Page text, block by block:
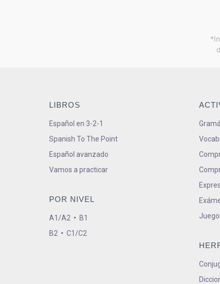
LIBROS
Español en 3-2-1
Spanish To The Point
Español avanzado
Vamos a practicar
POR NIVEL
A1/A2 • B1
B2 • C1/C2